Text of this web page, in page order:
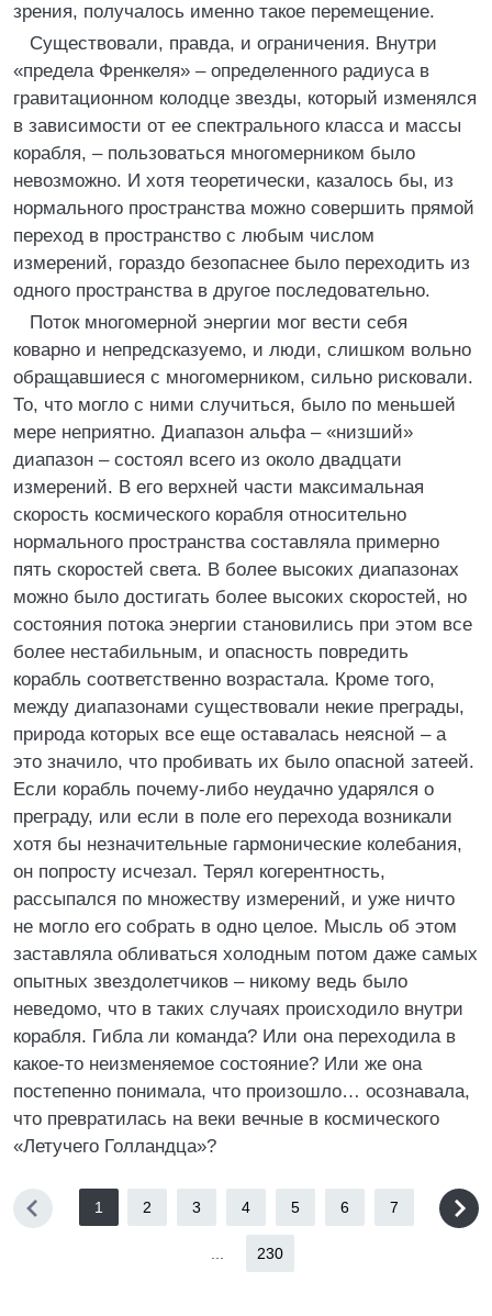
зрения, получалось именно такое перемещение.
Существовали, правда, и ограничения. Внутри
«предела Френкеля» – определенного радиуса в
гравитационном колодце звезды, который изменялся
в зависимости от ее спектрального класса и массы
корабля, – пользоваться многомерником было
невозможно. И хотя теоретически, казалось бы, из
нормального пространства можно совершить прямой
переход в пространство с любым числом
измерений, гораздо безопаснее было переходить из
одного пространства в другое последовательно.
Поток многомерной энергии мог вести себя
коварно и непредсказуемо, и люди, слишком вольно
обращавшиеся с многомерником, сильно рисковали.
То, что могло с ними случиться, было по меньшей
мере неприятно. Диапазон альфа – «низший»
диапазон – состоял всего из около двадцати
измерений. В его верхней части максимальная
скорость космического корабля относительно
нормального пространства составляла примерно
пять скоростей света. В более высоких диапазонах
можно было достигать более высоких скоростей, но
состояния потока энергии становились при этом все
более нестабильным, и опасность повредить
корабль соответственно возрастала. Кроме того,
между диапазонами существовали некие преграды,
природа которых все еще оставалась неясной – а
это значило, что пробивать их было опасной затеей.
Если корабль почему-либо неудачно ударялся о
преграду, или если в поле его перехода возникали
хотя бы незначительные гармонические колебания,
он попросту исчезал. Терял когерентность,
рассыпался по множеству измерений, и уже ничто
не могло его собрать в одно целое. Мысль об этом
заставляла обливаться холодным потом даже самых
опытных звездолетчиков – никому ведь было
неведомо, что в таких случаях происходило внутри
корабля. Гибла ли команда? Или она переходила в
какое-то неизменяемое состояние? Или же она
постепенно понимала, что произошло… осознавала,
что превратилась на веки вечные в космического
«Летучего Голландца»?
1 2 3 4 5 6 7
230